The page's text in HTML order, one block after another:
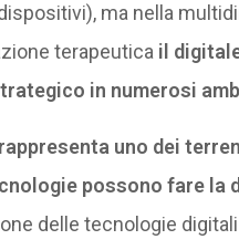
ma nella
terapeutica il
in numerosi
uno dei
possono fare la
delle tecnologie